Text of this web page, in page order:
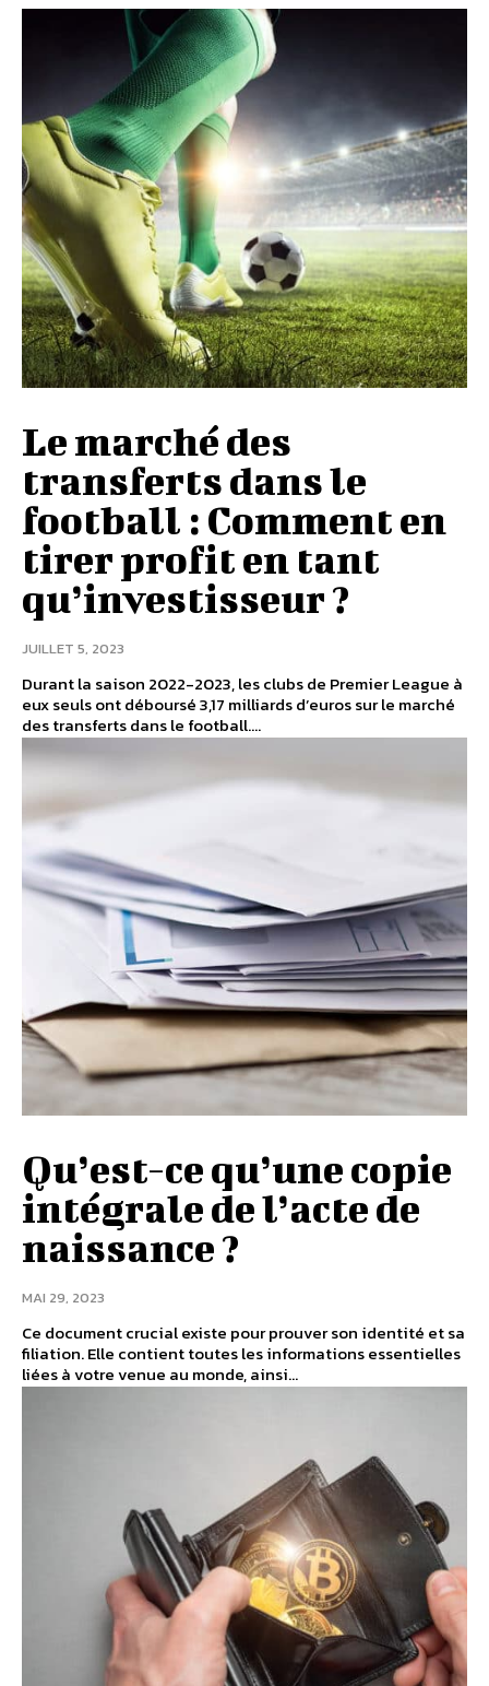
Le marché des
transferts dans le
football : Comment en
tirer profit en tant
qu’investisseur ?
JUILLET 5, 2023
Durant la saison 2022-2023, les clubs de Premier League à
eux seuls ont déboursé 3,17 milliards d’euros sur le marché
des transferts dans le football....
Qu’est-ce qu’une copie
intégrale de l’acte de
naissance ?
MAI 29, 2023
Ce document crucial existe pour prouver son identité et sa
filiation. Elle contient toutes les informations essentielles
liées à votre venue au monde, ainsi...